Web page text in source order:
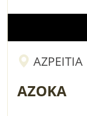
AZPEITIA
AZOKA